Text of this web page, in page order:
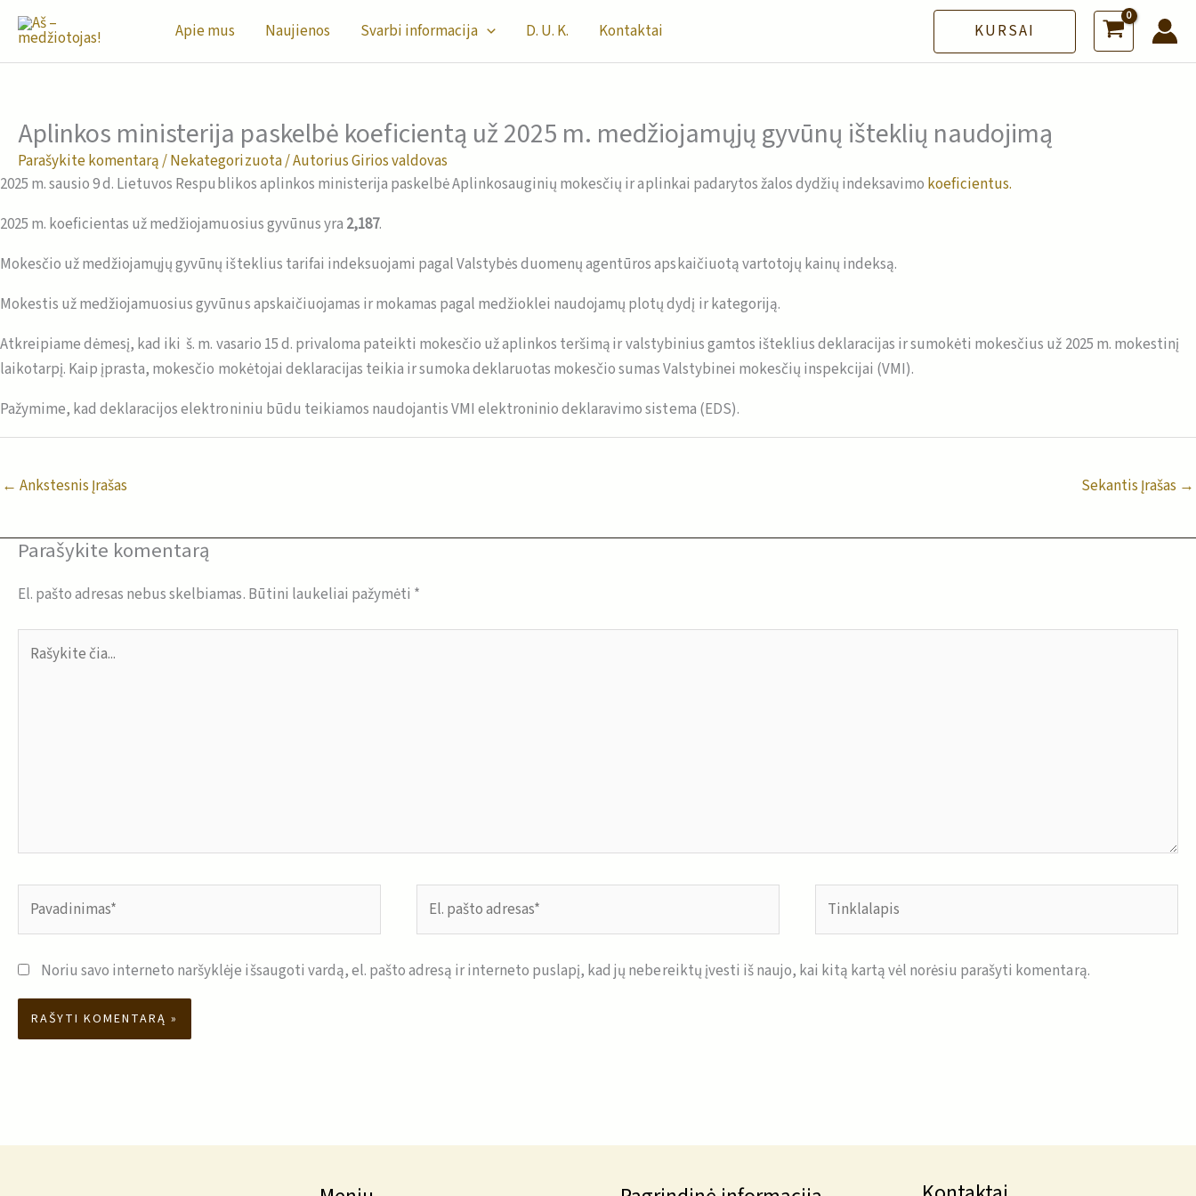
Pereiti
prie
turinio
Apie mus Naujienos Svarbi informacija D. U. K. Kontaktai KURSAI
Aplinkos ministerija paskelbė koeficientą už 2025 m. medžiojamųjų gyvūnų išteklių naudojimą
Parašykite komentarą/Nekategorizuota/ AutoriusGirios valdovas
2025 m. sausio 9 d. Lietuvos Respublikos aplinkos ministerija paskelbė Aplinkosauginių mokesčių ir aplinkai padarytos žalos dydžių indeksavimo koeficientus.
2025 m. koeficientas už medžiojamuosius gyvūnus yra 2,187.
Mokesčio už medžiojamųjų gyvūnų išteklius tarifai indeksuojami pagal Valstybės duomenų agentūros apskaičiuotą vartotojų kainų indeksą.
Mokestis už medžiojamuosius gyvūnus apskaičiuojamas ir mokamas pagal medžioklei naudojamų plotų dydį ir kategoriją.
Atkreipiame dėmesį, kad iki š. m. vasario 15 d. privaloma pateikti mokesčio už aplinkos teršimą ir valstybinius gamtos išteklius deklaracijas ir sumokėti mokesčius už 2025 m. mokestinį
laikotarpį. Kaip įprasta, mokesčio mokėtojai deklaracijas teikia ir sumoka deklaruotas mokesčio sumas Valstybinei mokesčių inspekcijai (VMI).
Pažymime, kad deklaracijos elektroniniu būdu teikiamos naudojantis VMI elektroninio deklaravimo sistema (EDS).
← Ankstesnis Įrašas Sekantis Įrašas →
Parašykite komentarą
El. pašto adresas nebus skelbiamas. Būtini laukeliai pažymėti *
čia...
pašto
Noriu savo interneto naršyklėje išsaugoti vardą, el. pašto adresą ir interneto puslapį, kad jų nebereiktų įvesti iš naujo, kai kitą kartą vėl norėsiu parašyti komentarą.